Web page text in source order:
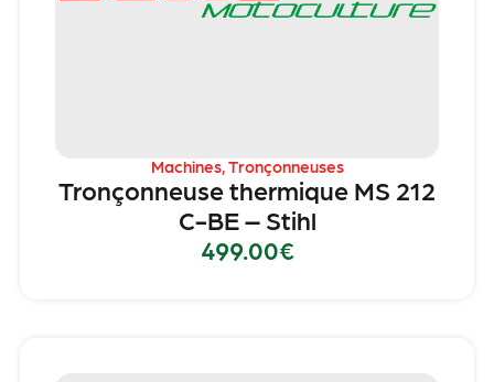
Machines,Tronçonneuses
Tronçonneuse thermique MS 212
C-BE – Stihl
499.00€